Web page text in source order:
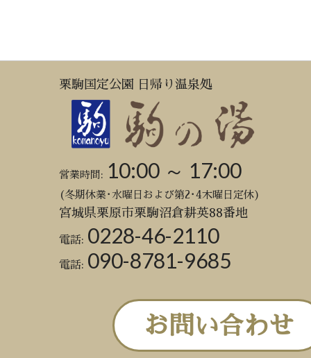
栗駒国定公園 日帰り温泉処
営業時間: 10:00 ～ 17:00
(冬期休業･水曜日および第2･4木曜日定休)
宮城県栗原市栗駒沼倉耕英88番地
電話: 0228-46-2110
電話: 090-8781-9685
お問い合わせ